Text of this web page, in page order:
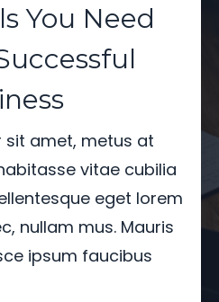
You Need
sit amet, metus at
vitae cubilia
eget lorem
nullam mus. Mauris
ipsum faucibus